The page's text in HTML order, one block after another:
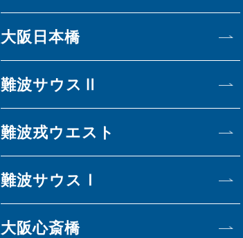
大阪日本橋
難波サウスⅡ
難波戎ウエスト
難波サウスⅠ
大阪心斎橋